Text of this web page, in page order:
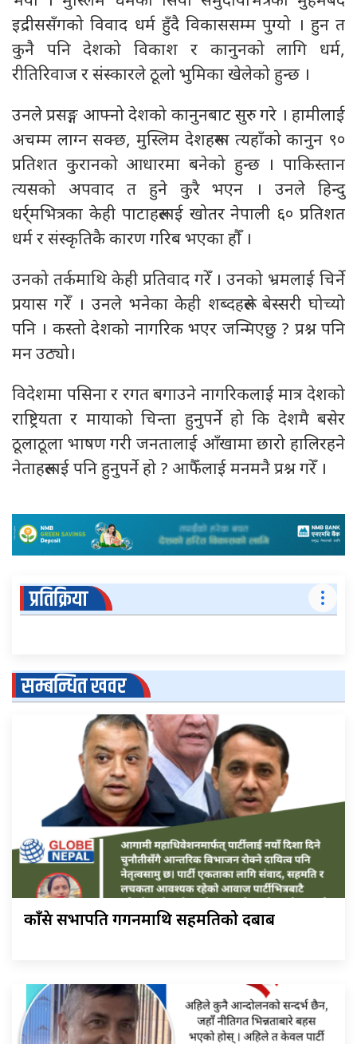
इद्रीससँगको विवाद धर्म हुँदै विकाससम्म पुग्यो । हुन त
कुनै पनि देशको विकाश र कानुनको लागि धर्म,
रीतिरिवाज र संस्कारले ठूलो भुमिका खेलेको हुन्छ ।
उनले प्रसङ्ग आफ्नो देशको कानुनबाट सुरु गरे । हामीलाई
अचम्म लाग्न सक्छ, मुस्लिम देशहरूमा त्यहाँको कानुन ९०
प्रतिशत कुरानको आधारमा बनेको हुन्छ । पाकिस्तान
त्यसको अपवाद त हुने कुरै भएन । उनले हिन्दु
धर्र्मभित्रका केही पाटाहरूलाई खोतर नेपाली ६० प्रतिशत
धर्म र संस्कृतिकै कारण गरिब भएका हौँ ।
उनको तर्कमाथि केही प्रतिवाद गरेँ । उनको भ्रमलाई चिर्ने
प्रयास गरेँ । उनले भनेका केही शब्दहरूले बेस्सरी घोच्यो
पनि । कस्तो देशको नागरिक भएर जन्मिएछु ? प्रश्न पनि
मन उठ्यो।
विदेशमा पसिना र रगत बगाउने नागरिकलाई मात्र देशको
राष्ट्रियता र मायाको चिन्ता हुनुपर्ने हो कि देशमै बसेर
ठूलाठूला भाषण गरी जनतालाई आँखामा छारो हालिरहने
नेताहरूलाई पनि हुनुपर्ने हो ? आफैँलाई मनमनै प्रश्न गरेँ ।
प्रतिक्रिया
सम्बन्धित खवर
काँग्रेस सभापति गगनमाथि सहमतिको दबाब